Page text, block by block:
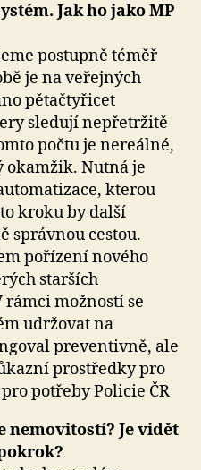
Jak ho jako MP
postupně téměř
je na veřejných
pětačtyřicet
sledují nepřetržitě
počtu je nereálné,
okamžik. Nutná je
kterou
kroku by další
správnou cestou.
pořízení nového
starších
možností se
udržovat na
preventivně, ale
prostředky pro
potřeby Policie ČR
nemovitostí? Je vidět